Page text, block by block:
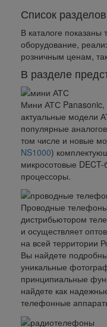
Список разделов
В каталоге
оборудование,
розничным ценам,
В разделе
Мини АТС Panasonic,
актуальные модели
популярные
том числе и новые
NS1000)
микросотовые
процессоры.
Проводные
дистрибьютором
и осуществляет
на всей территории
Вы найдете
уникальные
принципиальные
найдете как
телефонные